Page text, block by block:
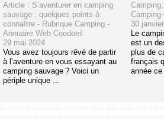
Article : S’aventurer en camping
sauvage : quelques points à
connaître - Rubrique Camping -
Annuaire Web Coodoeil
29 mai 2024
Vous avez toujours rêvé de partir
à l’aventure en vous essayant au
camping sauvage ? Voici un
périple unique ...
30
Le
est un
plus de
français
année